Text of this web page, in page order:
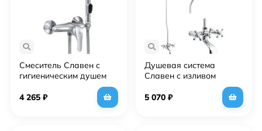
Смеситель Славен с
гигиеническим душем
Дача В (СЛ-ОД-В41)
4 265 ₽
Душевая система
Славен с изливом
Коттедж А (СЛ-ДВ-А60)
5 070 ₽